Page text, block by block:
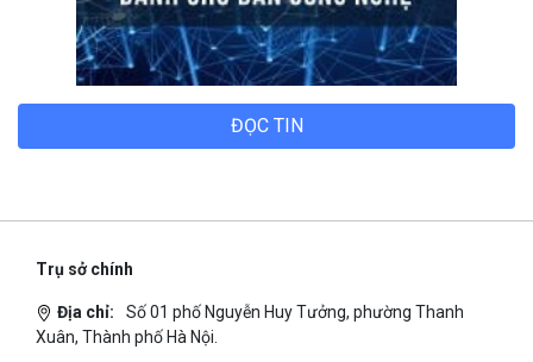
ĐỌC TIN
Trụ sở chính
Địa chỉ:
Số 01 phố Nguyễn Huy Tưởng, phường Thanh
Xuân, Thành phố Hà Nội.